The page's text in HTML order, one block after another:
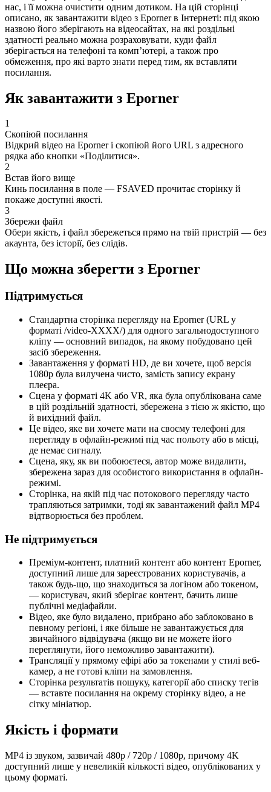
нас, і її можна очистити одним дотиком. На цій сторінці
описано, як завантажити відео з Eporner в Інтернеті: під якою
назвою його зберігають на відеосайтах, на які роздільні
здатності реально можна розраховувати, куди файл
зберігається на телефоні та комп’ютері, а також про
обмеження, про які варто знати перед тим, як вставляти
посилання.
Як завантажити з Eporner
1
Скопіюй посилання
Відкрий відео на Eporner і скопіюй його URL з адресного
рядка або кнопки «Поділитися».
2
Встав його вище
Кинь посилання в поле — FSAVED прочитає сторінку й
покаже доступні якості.
3
Збережи файл
Обери якість, і файл збережеться прямо на твій пристрій — без
акаунта, без історії, без слідів.
Що можна зберегти з Eporner
Підтримується
Стандартна сторінка перегляду на Eporner (URL у
форматі /video-XXXX/) для одного загальнодоступного
кліпу — основний випадок, на якому побудовано цей
засіб збереження.
Завантаження у форматі HD, де ви хочете, щоб версія
1080p була вилучена чисто, замість запису екрану
плеєра.
Сцена у форматі 4K або VR, яка була опублікована саме
в цій роздільній здатності, збережена з тією ж якістю, що
й вихідний файл.
Це відео, яке ви хочете мати на своєму телефоні для
перегляду в офлайн-режимі під час польоту або в місці,
де немає сигналу.
Сцена, яку, як ви побоюєтеся, автор може видалити,
збережена зараз для особистого використання в офлайн-
режимі.
Сторінка, на якій під час потокового перегляду часто
трапляються затримки, тоді як завантажений файл MP4
відтворюється без проблем.
Не підтримується
Преміум-контент, платний контент або контент Eporner,
доступний лише для зареєстрованих користувачів, а
також будь-що, що знаходиться за логіном або токеном,
— користувач, який зберігає контент, бачить лише
публічні медіафайли.
Відео, яке було видалено, прибрано або заблоковано в
певному регіоні, і яке більше не завантажується для
звичайного відвідувача (якщо ви не можете його
переглянути, його неможливо завантажити).
Трансляції у прямому ефірі або за токенами у стилі веб-
камер, а не готові кліпи на замовлення.
Сторінка результатів пошуку, категорії або списку тегів
— вставте посилання на окрему сторінку відео, а не
сітку мініатюр.
Якість і формати
MP4 із звуком, зазвичай 480p / 720p / 1080p, причому 4K
доступний лише у невеликій кількості відео, опублікованих у
цьому форматі.